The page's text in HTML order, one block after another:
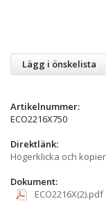
Lägg i önskelista
Artikelnummer:
ECO2216X750
Direktlänk:
Högerklicka och
Dokument:
ECO2216X(2).pdf